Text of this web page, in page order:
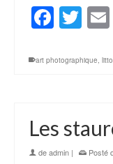
art photographique,
Les
deadmin | Posté